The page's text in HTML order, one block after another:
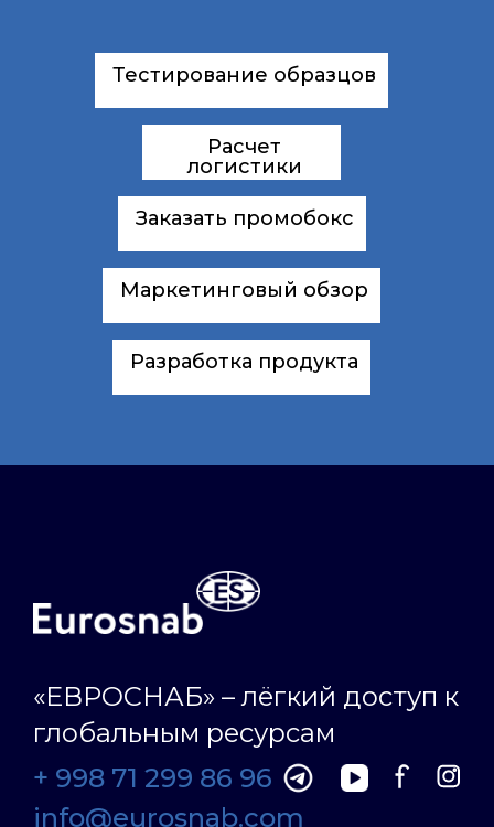
Тестирование образцов
Расчет
логистики
Заказать промобокс
Маркетинговый обзор
Разработка продукта
«ЕВРОСНАБ» – лёгкий доступ к
глобальным ресурсам
+ 998 71 299 86 96
info@eurosnab.com